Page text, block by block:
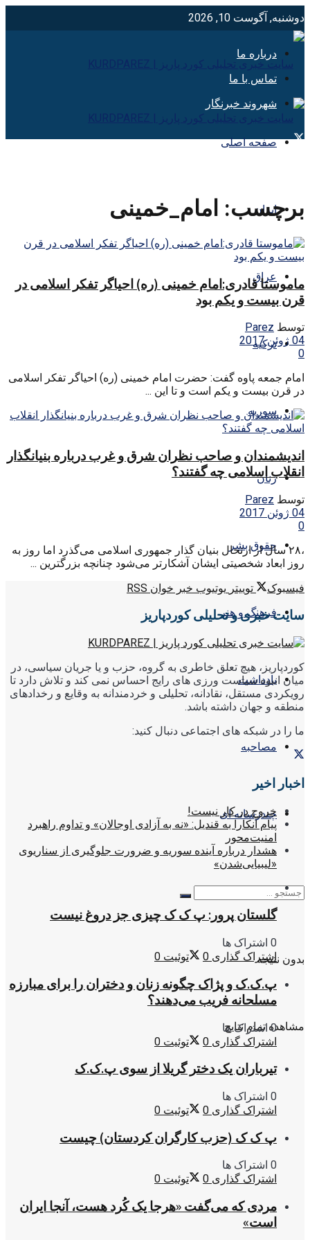
دوشنبه, آگوست 10, 2026
درباره ما
تماس با ما
شهروند خبرنگار
صفحه اصلی
ایران
عراق
ترکیه
سوریه
زنان
حقوق بشر
فرهنگ و هنر
یادداشت
مصاحبه
چندرسانه ای
بدون نتیجه
مشاهده تمام نتایج
برچسب: امام_خمینی
ماموستا قادری:امام خمینی (ره) احیاگر تفکر اسلامی در
قرن بیست و یکم بود
توسط Parez
04 ژوئن 2017
0
امام جمعه پاوه گفت: حضرت امام خمینی (ره) احیاگر تفکر اسلامی
در قرن بیست و یکم است و تا این ...
اندیشمندان و صاحب نظران شرق و غرب درباره بنیانگذار
انقلاب اسلامی چه گفتند؟
توسط Parez
04 ژوئن 2017
0
،۲۸ سال از ارتحال بنیان گذار جمهوری اسلامی می‌گذرد اما روز به
روز ابعاد شخصیتی ایشان آشکارتر می‌شود چنانچه بزرگترین ...
فیسبوک
توییتر یوتیوب خبر خوان RSS
سایت خبری و تحلیلی کوردپاریز
کوردپاریز، هیچ تعلق خاطری به گروه، حزب و یا جریان سیاسی، در
میان انبوه سیاست ورزی های رایج احساس نمی کند و تلاش دارد تا
رویکردی مستقل، نقادانه، تحلیلی و خردمندانه به وقایع و رخدادهای
منطقه و جهان داشته باشد.
ما را در شبکه های اجتماعی دنبال کنید:
اخبار اخیر
خروج در کار نیست!
پیام آنکارا به قندیل: «نه به آزادی اوجالان» و تداوم راهبرد
امنیت‌محور
هشدار درباره آینده سوریه و ضرورت جلوگیری از سناریوی
«لیبیایی‌شدن»
گلستان پرور: پ ک ک چیزی جز دروغ نیست
0 اشتراک ها
اشتراک گذاری 0 توئیت 0
پ.ک.ک و پژاک چگونه زنان و دختران را برای مبارزه
مسلحانه فریب می‌دهند؟
0 اشتراک ها
اشتراک گذاری 0 توئیت 0
تیرباران یک دختر گریلا از سوی پ.ک.ک
0 اشتراک ها
اشتراک گذاری 0 توئیت 0
پ ک ک (حزب کارگران کردستان) چیست
0 اشتراک ها
اشتراک گذاری 0 توئیت 0
مردی که می‌گفت «هرجا یک کُرد هست، آنجا ایران
است»